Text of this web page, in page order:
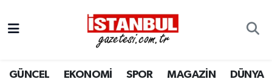
GÜNCEL EKONOMİ SPOR MAGAZİN DÜNYA
EKONOMİ
Nöbetçi Eczaneler
Hava Durumu